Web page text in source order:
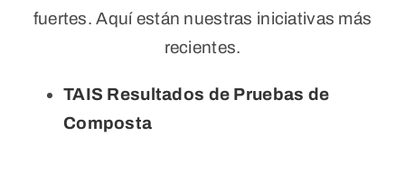
fuertes. Aquí están nuestras iniciativas más
recientes.
TAIS Resultados de Pruebas de
Composta